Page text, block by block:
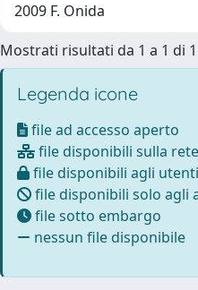
2009 F. Onida
Mostrati risultati da 1 a 1 di 1
Legenda icone
file ad accesso aperto
file disponibili sulla
file disponibili agli
file disponibili solo agli
file sotto embargo
nessun file disponibile